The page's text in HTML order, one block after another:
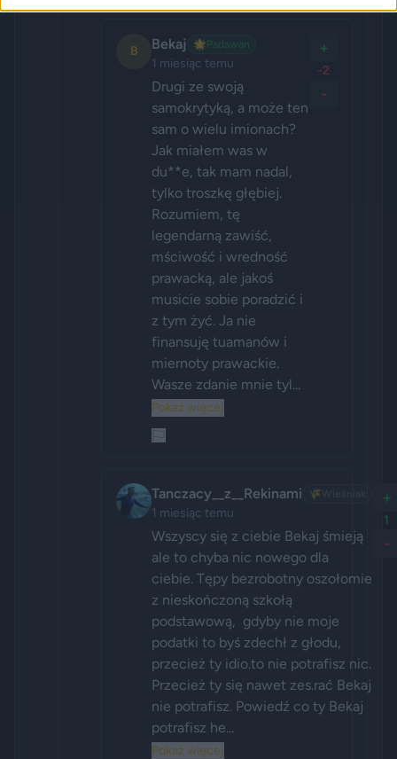
B Bekaj 🌟Padawan
1 miesiąc temu
Drugi ze swoją
samokrytyką, a może ten
sam o wielu imionach?
Jak miałem was w
du**e, tak mam nadal,
tylko troszkę głębiej.
Rozumiem, tę
legendarną zawiść,
mściwość i wredność
prawacką, ale jakoś
musicie sobie poradzić i
z tym żyć. Ja nie
finansuję tuamanów i
miernoty prawackie.
Wasze zdanie mnie tyl...
Pokaż więcej
+
-2
-
Tanczacy__z__Rekinami 🌾
1 miesiąc temu
Wszyscy się z ciebie Bekaj śmieją
ale to chyba nic nowego dla
ciebie. Tępy bezrobotny oszołomie
z nieskończoną szkołą
podstawową,  gdyby nie moje
podatki to byś zdechł z głodu,
przecież ty idio.to nie potrafisz nic.
Przecież ty się nawet zes.rać Bekaj
nie potrafisz. Powiedź co ty Bekaj
potrafisz he...
Pokaż więcej
+
1
-